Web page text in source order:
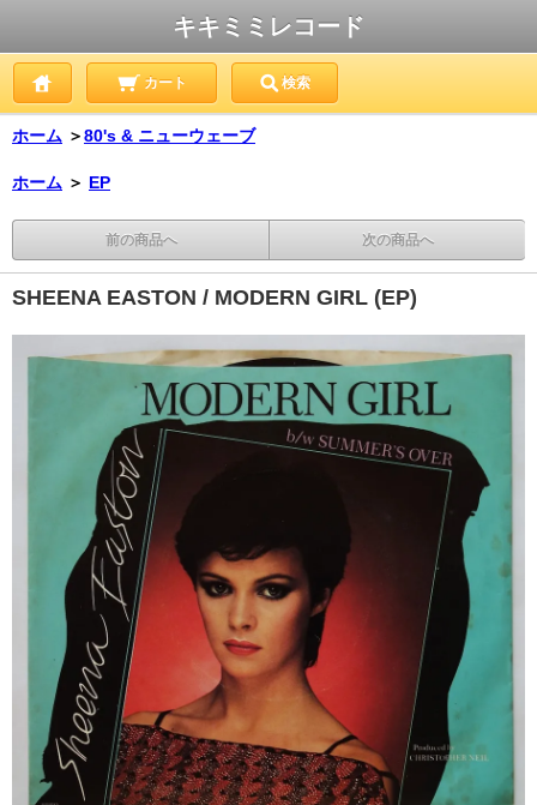
キキミミレコード
カート 検索
ホーム ＞80's & ニューウェーブ
ホーム ＞ EP
前の商品へ 次の商品へ
SHEENA EASTON / MODERN GIRL (EP)